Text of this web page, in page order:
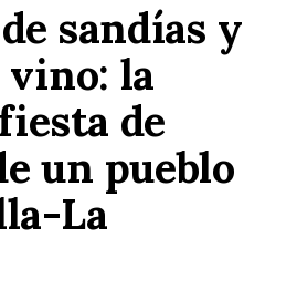
sandías y
la
de
un pueblo
La